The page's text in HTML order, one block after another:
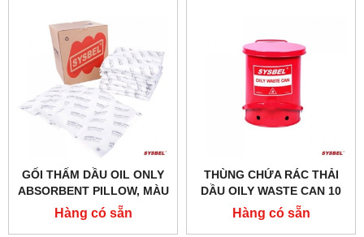
GỐI THẤM DẦU OIL ONLY
ABSORBENT PILLOW, MÀU
TRẮNG MODEL: SOP001
Hàng có sẵn
THÙNG CHỨA RÁC THẢI
DẦU OILY WASTE CAN 10
GALLON/ 37.9 LÍT, MÀU ĐỎ
CHO DUNG MÔI DỄ CHÁY
Hàng có sẵn